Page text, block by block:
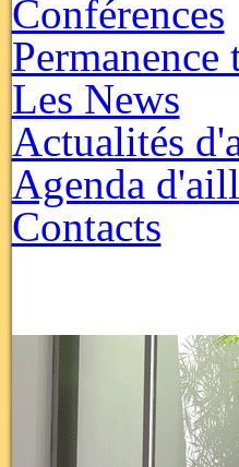
Conférences
Les News
Actualités
Agenda
Contacts